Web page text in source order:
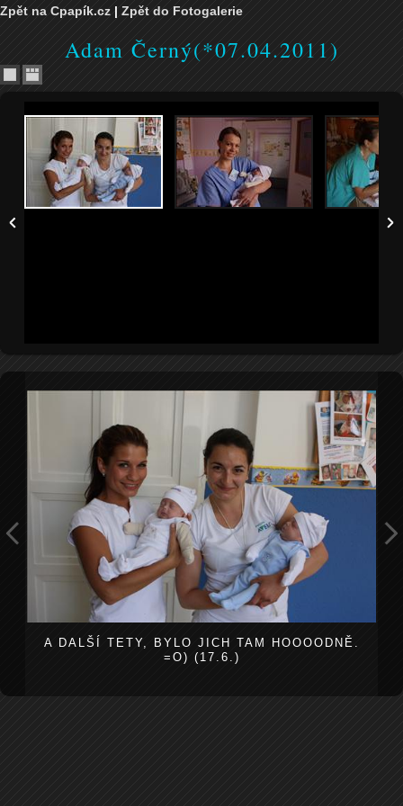
Zpět na Cpapík.cz | Zpět do Fotogalerie
Adam Černý(*07.04.2011)
A DALŠÍ TETY, BYLO JICH TAM HOOOODNĚ.
=O) (17.6.)